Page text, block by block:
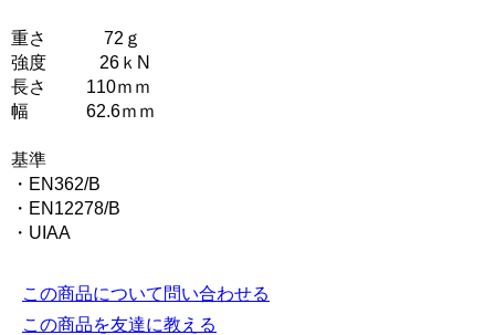
重さ 72ｇ
強度 26ｋN
長さ 110ｍｍ
幅 62.6ｍｍ
基準
・EN362/B
・EN12278/B
・UIAA
この商品について問い合わせる
この商品を友達に教える